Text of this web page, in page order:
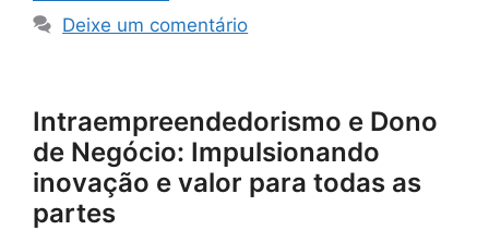
Deixe um comentário
Intraempreendedorismo e Dono
de Negócio: Impulsionando
inovação e valor para todas as
partes